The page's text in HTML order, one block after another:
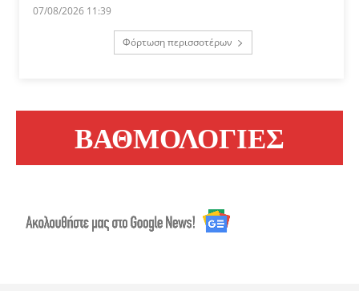
07/08/2026 11:39
Φόρτωση περισσοτέρων
ΒΑΘΜΟΛΟΓΙΕΣ